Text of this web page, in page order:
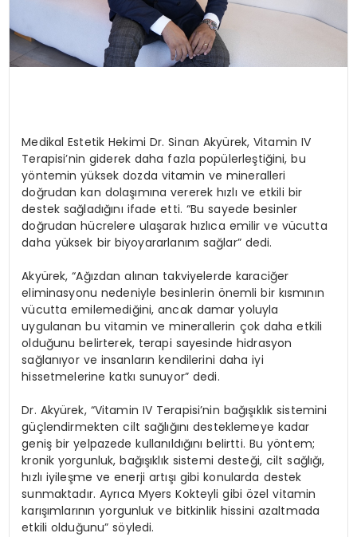
Medikal Estetik Hekimi Dr. Sinan Akyürek, Vitamin IV
Terapisi’nin giderek daha fazla popülerleştiğini, bu
yöntemin yüksek dozda vitamin ve mineralleri
doğrudan kan dolaşımına vererek hızlı ve etkili bir
destek sağladığını ifade etti. “Bu sayede besinler
doğrudan hücrelere ulaşarak hızlıca emilir ve vücutta
daha yüksek bir biyoyararlanım sağlar” dedi.
Akyürek, “Ağızdan alınan takviyelerde karaciğer
eliminasyonu nedeniyle besinlerin önemli bir kısmının
vücutta emilemediğini, ancak damar yoluyla
uygulanan bu vitamin ve minerallerin çok daha etkili
olduğunu belirterek, terapi sayesinde hidrasyon
sağlanıyor ve insanların kendilerini daha iyi
hissetmelerine katkı sunuyor” dedi.
Dr. Akyürek, “Vitamin IV Terapisi’nin bağışıklık sistemini
güçlendirmekten cilt sağlığını desteklemeye kadar
geniş bir yelpazede kullanıldığını belirtti. Bu yöntem;
kronik yorgunluk, bağışıklık sistemi desteği, cilt sağlığı,
hızlı iyileşme ve enerji artışı gibi konularda destek
sunmaktadır. Ayrıca Myers Kokteyli gibi özel vitamin
karışımlarının yorgunluk ve bitkinlik hissini azaltmada
etkili olduğunu” söyledi.